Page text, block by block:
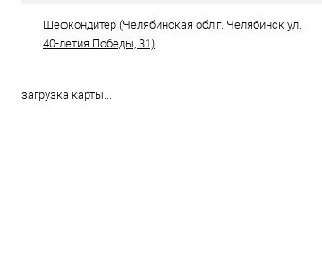
Шефкондитер (Челябинская обл,г. Челябинск ул.
40-летия Победы, 31)
загрузка карты...